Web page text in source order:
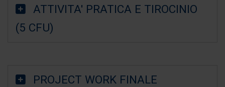
ATTIVITA' PRATICA E TIROCINIO
(5 CFU)
PROJECT WORK FINALE